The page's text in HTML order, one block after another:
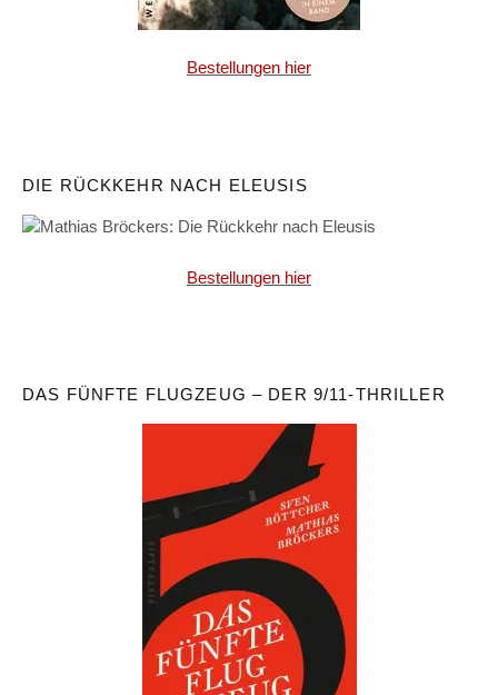
Bestellungen hier
DIE RÜCKKEHR NACH ELEUSIS
Bestellungen hier
DAS FÜNFTE FLUGZEUG – DER 9/11-THRILLER